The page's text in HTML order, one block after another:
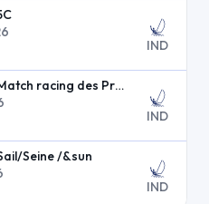
IND
Régate de Club Match racing des Praillons
IND
Seine /&sun
IND